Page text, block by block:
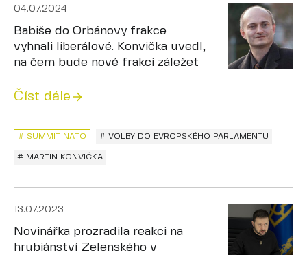
04.07.2024
Babiše do Orbánovy frakce
vyhnali liberálové. Konvička uvedl,
na čem bude nové frakci záležet
Číst dále
# SUMMIT NATO # VOLBY DO EVROPSKÉHO PARLAMENTU
# MARTIN KONVIČKA
13.07.2023
Novinářka prozradila reakci na
hrubiánství Zelenského v